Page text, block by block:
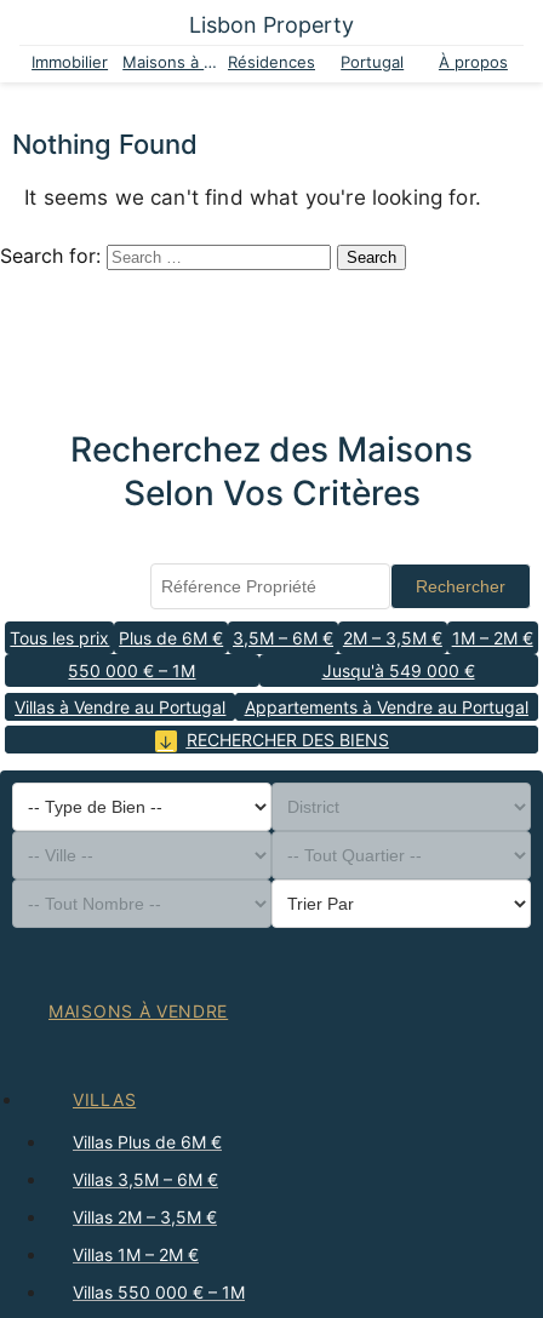
Lisbon Property
Immobilier Maisons à vendre Résidences Portugal À propos
Nothing Found
It seems we can't find what you're looking for.
Search for:
Recherchez des Maisons
Selon Vos Critères
Rechercher
Tous les prix Plus de 6M € 3,5M – 6M € 2M – 3,5M € 1M – 2M €
550 000 € – 1M
Jusqu'à 549 000 €
Villas à Vendre au Portugal
Appartements à Vendre au Portugal
RECHERCHER DES BIENS
-- Type de Bien --
District
-- Ville --
-- Tout Quartier --
-- Tout Nombre --
Trier Par
MAISONS À VENDRE
VILLAS
Villas Plus de 6M €
Villas 3,5M – 6M €
Villas 2M – 3,5M €
Villas 1M – 2M €
Villas 550 000 € – 1M